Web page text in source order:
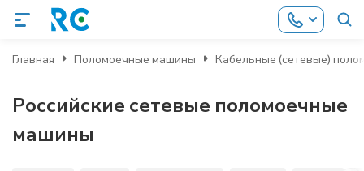
Главная Поломоечные машины Кабельные (сетевые)
Российские сетевые поломоечные
машины